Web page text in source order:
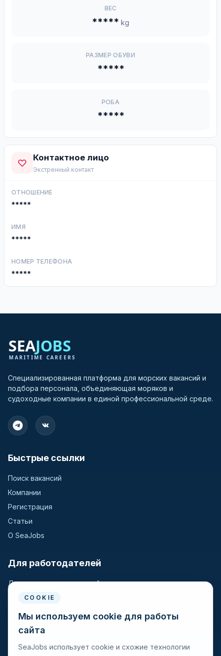
ВЕС
***** kg
РАЗМЕР ОБУВИ
*****
РОБА
*****
Контактное лицо
Экстренный контакт
ОТНОШЕНИЕ
*****
ИМЯ
*****
НОМЕР ТЕЛЕФОНА
*****
Специализированная платформа для морских вакансий и
подбора персонала, объединяющая моряков и
судоходные компании в единой профессиональной среде.
Быстрые ссылки
Поиск вакансий
Компании
Регистрация
Статьи
О SeaJobs
Для работодателей
Для крюинговых компаний
Разместить вакансию
Поиск кандидатов
COOKIE
Мы используем cookie для работы
сайта
SeaJobs использует cookie и схожие технологии